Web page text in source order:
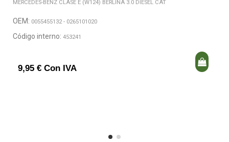
MERCEDES-BENZ CLASE E (W124) BERLINA 3.0 DIESEL CAT
OEM: 0055455132 - 0265101020
Código interno: 453241
9,95 € Con IVA